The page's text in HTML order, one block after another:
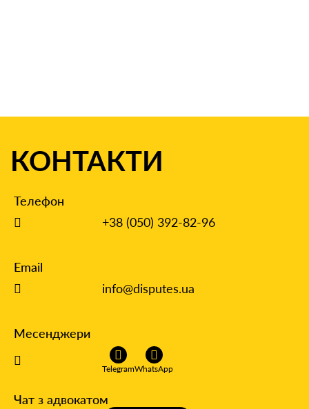
КОНТАКТИ
Телефон
+38 (050) 392-82-96
Email
info@disputes.ua
Месенджери
TelegramWhatsApp
Чат з адвокатом